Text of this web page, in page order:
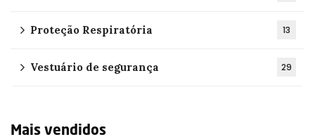
Proteção Respiratória 13
Vestuário de segurança 29
Mais vendidos